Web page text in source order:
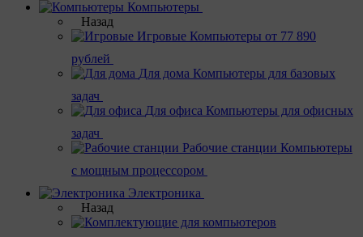
Компьютеры
Назад
Игровые Компьютеры от 77 890
рублей
Для дома Компьютеры для базовых
задач
Для офиса Компьютеры для офисных
задач
Рабочие станции Компьютеры
с мощным процессором
Электроника
Назад